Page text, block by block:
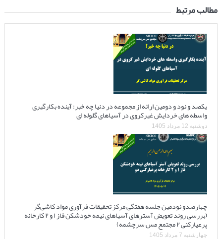
مطالب مرتبط
یکصد و نود و دومین ارائه از مجموعه در دنیا چه خبر: آینده بکارگیری
واسطه های خردایش غیرکروی در آسیاهای گلوله ای
دوشنبه 12 مرداد 1405
چهارصدو نودمین جلسه هفتگی مرکز تحقیقات فرآوری مواد کاشی‌گر
(بررسی روند تعویض آسترهای آسیاهای نیمه خودشکن فاز ۱ و ۲ کارخانه
پرعیارکنی ۲ مجتمع مس سرچشمه)
چهارشنبه 7 مرداد 1405